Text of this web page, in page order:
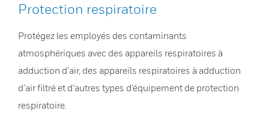
Protection respiratoire
Protégez les employés des contaminants
atmosphériques avec des appareils respiratoires à
adduction d’air, des appareils respiratoires à adduction
d’air filtré et d’autres types d’équipement de protection
respiratoire.